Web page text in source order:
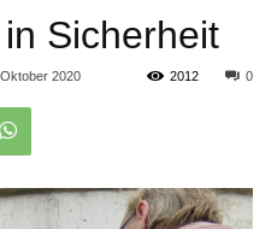
Sicherheit
2020 0
2012